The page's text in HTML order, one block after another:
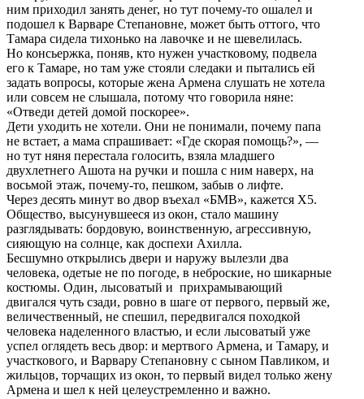
ним приходил занять денег, но тут почему-то ошалел и
подошел к Варваре Степановне, может быть оттого, что
Тамара сидела тихонько на лавочке и не шевелилась.
Но консьержка, поняв, кто нужен участковому, подвела
его к Тамаре, но там уже стояли следаки и пытались ей
задать вопросы, которые жена Армена слушать не хотела
или совсем не слышала, потому что говорила няне:
«Отведи детей домой поскорее».
Дети уходить не хотели. Они не понимали, почему папа
не встает, а мама спрашивает: «Где скорая помощь?», —
но тут няня перестала голосить, взяла младшего
двухлетнего Ашота на ручки и пошла с ним наверх, на
восьмой этаж, почему-то, пешком, забыв о лифте.
Через десять минут во двор въехал «БМВ», кажется X5.
Общество, высунувшееся из окон, стало машину
разглядывать: бордовую, воинственную, агрессивную,
сияющую на солнце, как доспехи Ахилла.
Бесшумно открылись двери и наружу вылезли два
человека, одетые не по погоде, в неброские, но шикарные
костюмы. Один, лысоватый и прихрамывающий
двигался чуть сзади, ровно в шаге от первого, первый же,
величественный, не спешил, передвигался походкой
человека наделенного властью, и если лысоватый уже
успел оглядеть весь двор: и мертвого Армена, и Тамару, и
участкового, и Варвару Степановну с сыном Павликом, и
жильцов, торчащих из окон, то первый видел только жену
Армена и шел к ней целеустремленно и важно.